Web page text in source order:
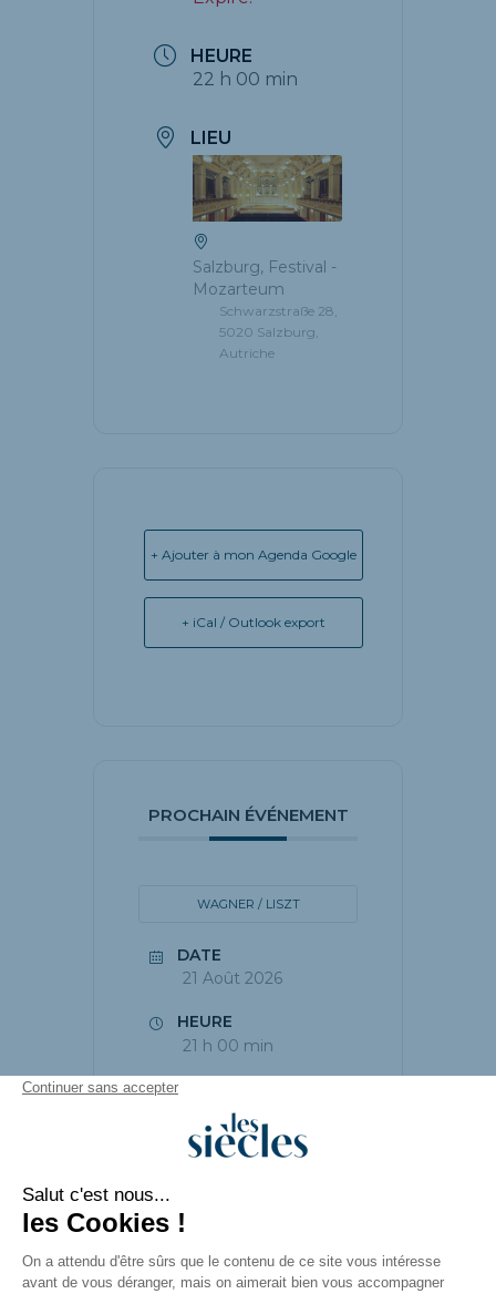
HEURE
22 h 00 min
LIEU
Salzburg, Festival -
Mozarteum
Schwarzstraße 28,
5020 Salzburg,
Autriche
+ Ajouter à mon Agenda Google
+ iCal / Outlook export
PROCHAIN ÉVÉNEMENT
WAGNER / LISZT
DATE
21 Août 2026
HEURE
21 h 00 min
PARTAGEZ CET